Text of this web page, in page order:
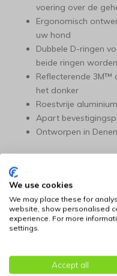
voering over de
Ergonomisch
uw hond
Dubbele D-ringen
beide ringen
Reflecterende 3M™
het donker
Roestvrije
Apart
Ontworpen in
De halsband is leverbaar
Bepaal de juiste maat
informatie
Nekomvang
We use cookies
We may place these for
website, show personalised
experience. For more
settings.
Accept all